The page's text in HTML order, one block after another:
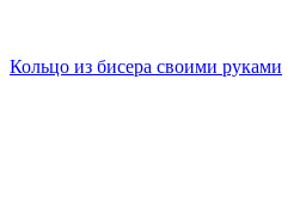
Кольцо из бисера своими руками